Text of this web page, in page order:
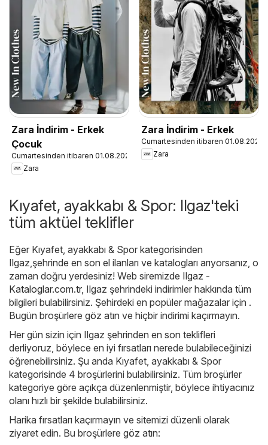
Zara İndirim - Erkek
Çocuk
Cumartesinden itibaren 01.08.2026
Zara
Zara İndirim - Erkek
Cumartesinden itibaren 01.08.2026
Zara
Kıyafet, ayakkabı & Spor: Ilgaz'teki
tüm aktüel teklifler
Eğer Kıyafet, ayakkabı & Spor kategorisinden
Ilgaz,şehrinde en son el ilanları ve katalogları arıyorsanız, o
zaman doğru yerdesiniz! Web siremizde Ilgaz -
Kataloglar.com.tr, Ilgaz şehrindeki indirimler hakkında tüm
bilgileri bulabilirsiniz. Şehirdeki en popüler mağazalar için .
Bugün broşürlere göz atın ve hiçbir indirimi kaçırmayın.
Her gün sizin için Ilgaz şehrinden en son teklifleri
derliyoruz, böylece en iyi fırsatları nerede bulabileceğinizi
öğrenebilirsiniz. Şu anda Kıyafet, ayakkabı & Spor
kategorisinde 4 broşürlerini bulabilirsiniz. Tüm broşürler
kategoriye göre açıkça düzenlenmiştir, böylece ihtiyacınız
olanı hızlı bir şekilde bulabilirsiniz.
Harika fırsatları kaçırmayın ve sitemizi düzenli olarak
ziyaret edin. Bu broşürlere göz atın: